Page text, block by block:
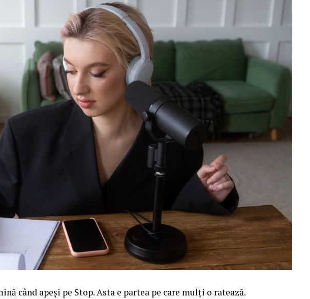
când apeși pe Stop. Asta e partea pe care mulți o ratează.